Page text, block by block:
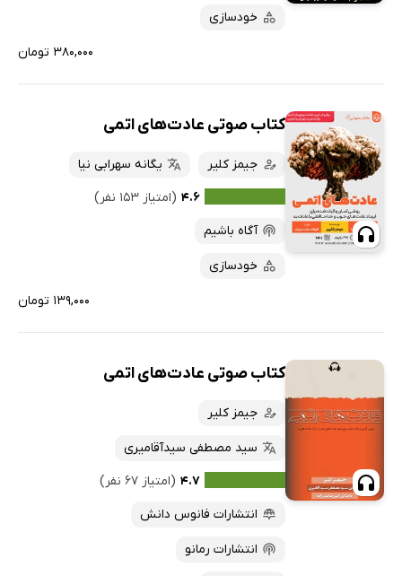
خودسازی
۳۸۰,۰۰۰ تومان
کتاب صوتی عادت‌های اتمی
جیمز کلیر
یگانه سهرابی نیا
۴.۶ (امتیاز ۱۵۳ نفر)
آگاه باشیم
خودسازی
۱۳۹,۰۰۰ تومان
کتاب صوتی عادت‌های اتمی
جیمز کلیر
سید مصطفی سیدآقامیری
۴.۷ (امتیاز ۶۷ نفر)
انتشارات فانوس دانش
انتشارات رمانو